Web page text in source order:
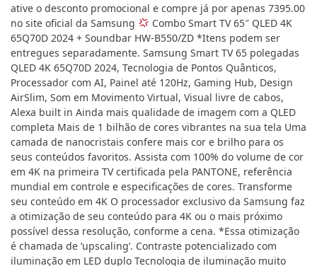
ative o desconto promocional e compre já por apenas 7395.00
no site oficial da Samsung
Combo Smart TV 65″ QLED 4K
65Q70D 2024 + Soundbar HW-B550/ZD *Itens podem ser
entregues separadamente. Samsung Smart TV 65 polegadas
QLED 4K 65Q70D 2024, Tecnologia de Pontos Quânticos,
Processador com AI, Painel até 120Hz, Gaming Hub, Design
AirSlim, Som em Movimento Virtual, Visual livre de cabos,
Alexa built in Ainda mais qualidade de imagem com a QLED
completa Mais de 1 bilhão de cores vibrantes na sua tela Uma
camada de nanocristais confere mais cor e brilho para os
seus conteúdos favoritos. Assista com 100% do volume de cor
em 4K na primeira TV certificada pela PANTONE, referência
mundial em controle e especificações de cores. Transforme
seu conteúdo em 4K O processador exclusivo da Samsung faz
a otimização de seu conteúdo para 4K ou o mais próximo
possível dessa resolução, conforme a cena. *Essa otimização
é chamada de ‘upscaling’. Contraste potencializado com
iluminação em LED duplo Tecnologia de iluminação muito